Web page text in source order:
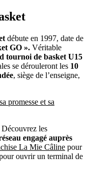
débute en 1997, date de
GO ». Véritable
tournoi de basket U15
se dérouleront les 10
, siège de l’enseigne,
promesse et sa
Découvrez les
engagé auprès
La Mie Câline pour
ouvrir un terminal de